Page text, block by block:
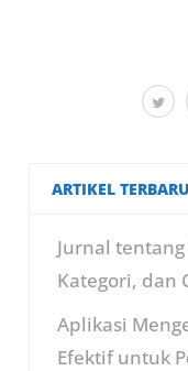
ARTIKEL TERBARU
Jurnal
Kategori, dan
Aplikasi
Efektif untuk